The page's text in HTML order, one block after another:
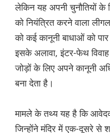
लेकिन यह अपनी चुनौतियों के
को नियंत्रित करने वाला
को कई कानूनी बाधाओं को
इसके अलावा, इंटर-फेथ
जोड़ों के लिए अपने कानूनी
बना देता है।
मामले के तथ्य यह है कि
जिन्होंने मंदिर में एक-दूसरे से